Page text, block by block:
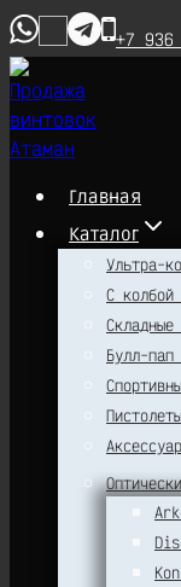
Перейти
к
содержимому
+7 936
Главная
Каталог
Ультра-
С колбой
Булл-пап